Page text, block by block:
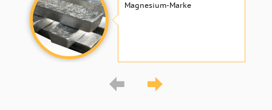
Magnesium-Marke